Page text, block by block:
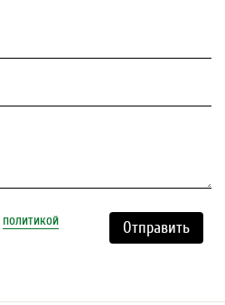
политикой
Отправить